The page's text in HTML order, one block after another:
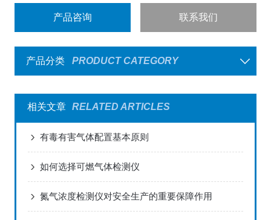
产品咨询 联系我们
产品分类 PRODUCT CATEGORY
相关文章 RELATED ARTICLES
有毒有害气体配置基本原则
如何选择可燃气体检测仪
氮气浓度检测仪对安全生产的重要保障作用